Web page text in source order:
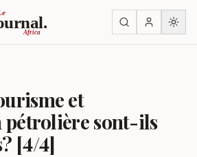
Africa
et
sont-ils
[4/4]